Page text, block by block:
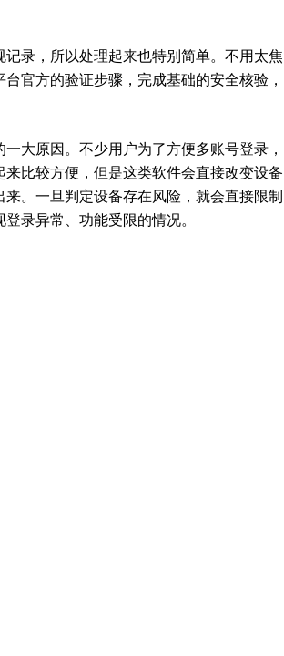
录，所以处理起来也特别简单。不用太焦
官方的验证步骤，完成基础的安全核验，
大原因。不少用户为了方便多账号登录，
比较方便，但是这类软件会直接改变设备
。一旦判定设备存在风险，就会直接限制
录异常、功能受限的情况。